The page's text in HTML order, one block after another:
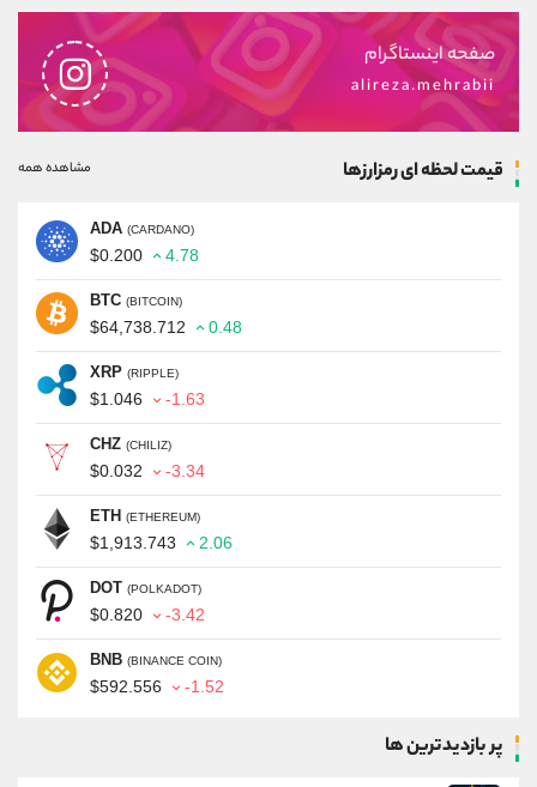
صفحه اینستاگرام
alireza.mehrabii
قیمت لحظه ای رمزارزها مشاهده همه
ADA (CARDANO)
$0.200 4.78
BTC (BITCOIN)
$64,738.712 0.48
XRP (RIPPLE)
$1.046 -1.63
CHZ (CHILIZ)
$0.032 -3.34
ETH (ETHEREUM)
$1,913.743 2.06
DOT (POLKADOT)
$0.820 -3.42
BNB (BINANCE COIN)
$592.556 -1.52
پر بازدیدترین ها